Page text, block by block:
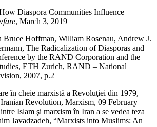
Diaspora Communities Influence
, March 3, 2019
Hoffman, William Rosenau, Andrew J.
The Radicalization of Diasporas and
by the RAND Corporation and the
ETH Zurich, RAND – National
2007, p.2
în cheie marxistă a Revoluţiei din 1979,
Revolution, Marxism, 09 February
Islam şi marxism în Iran a se vedea teza
Javadzadeh, “Marxists into Muslims: An